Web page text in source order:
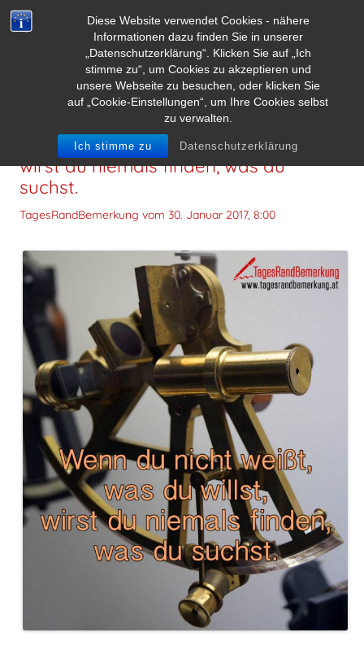
Diese Website verwendet Cookies - nähere
Informationen dazu finden Sie in unserer
„Datenschutzerklärung“. Klicken Sie auf „Ich
stimme zu“, um Cookies zu akzeptieren und
unsere Webseite zu besuchen, oder klicken Sie
auf „Cookie-Einstellungen“, um Ihre Cookies selbst
zu verwalten.
Ich stimme zu Datenschutzerklärung
Wenn du nicht weißt, was du willst,
wirst du niemals finden, was du
suchst.
TagesRandBemerkung vom 30. Januar 2017, 8:00